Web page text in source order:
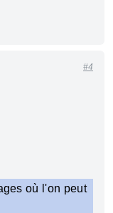
#4
où l'on peut